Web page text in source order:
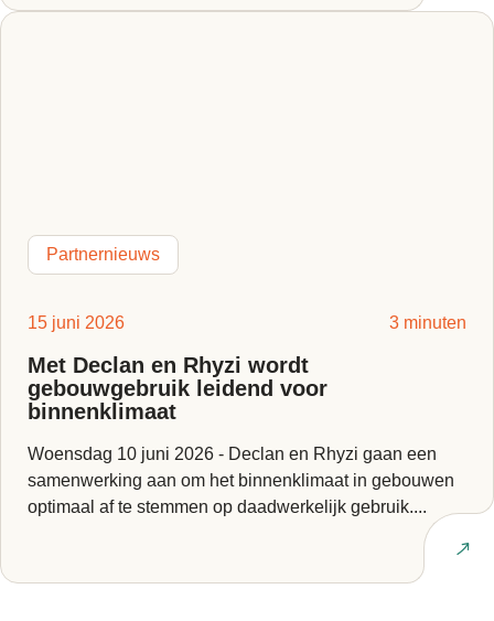
Partnernieuws
15 juni 2026 3 minuten
Met Declan en Rhyzi wordt
gebouwgebruik leidend voor
binnenklimaat
Woensdag 10 juni 2026 - Declan en Rhyzi gaan een
samenwerking aan om het binnenklimaat in gebouwen
optimaal af te stemmen op daadwerkelijk gebruik....
Lees artikel